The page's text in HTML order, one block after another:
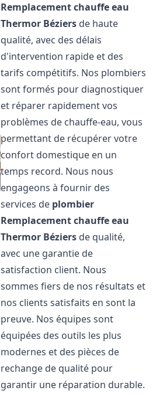
Remplacement chauffe eau
Thermor Béziers de haute
qualité, avec des délais
d'intervention rapide et des
tarifs compétitifs. Nos plombiers
sont formés pour diagnostiquer
et réparer rapidement vos
problèmes de chauffe-eau, vous
permettant de récupérer votre
confort domestique en un
temps record. Nous nous
engageons à fournir des
services de plombier
Remplacement chauffe eau
Thermor Béziers de qualité,
avec une garantie de
satisfaction client. Nous
sommes fiers de nos résultats et
nos clients satisfaits en sont la
preuve. Nos équipes sont
équipées des outils les plus
modernes et des pièces de
rechange de qualité pour
garantir une réparation durable.